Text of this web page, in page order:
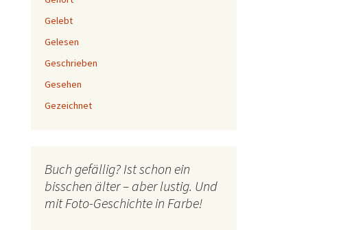
Gelebt
Gelesen
Geschrieben
Gesehen
Gezeichnet
Buch gefällig? Ist schon ein
bisschen älter – aber lustig. Und
mit Foto-Geschichte in Farbe!